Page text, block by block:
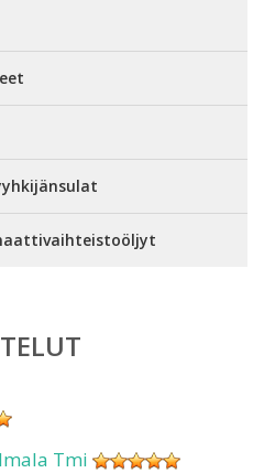
Tmi